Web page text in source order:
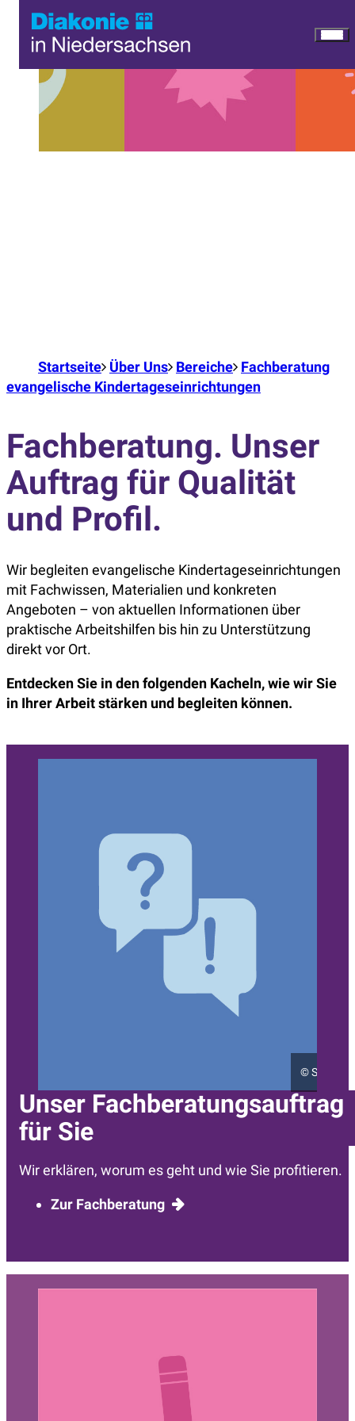
Startseite Über Uns Bereiche Fachberatung
evangelische Kindertageseinrichtungen
Fachberatung. Unser
Auftrag für Qualität
und Profil.
Wir begleiten evangelische Kindertageseinrichtungen
mit Fachwissen, Materialien und konkreten
Angeboten – von aktuellen Informationen über
praktische Arbeitshilfen bis hin zu Unterstützung
direkt vor Ort.
Entdecken Sie in den folgenden Kacheln, wie wir Sie
in Ihrer Arbeit stärken und begleiten können.
©Sarah
Unser Fachberatungsauftrag
für Sie
Wir erklären, worum es geht und wie Sie profitieren.
Zur Fachberatung